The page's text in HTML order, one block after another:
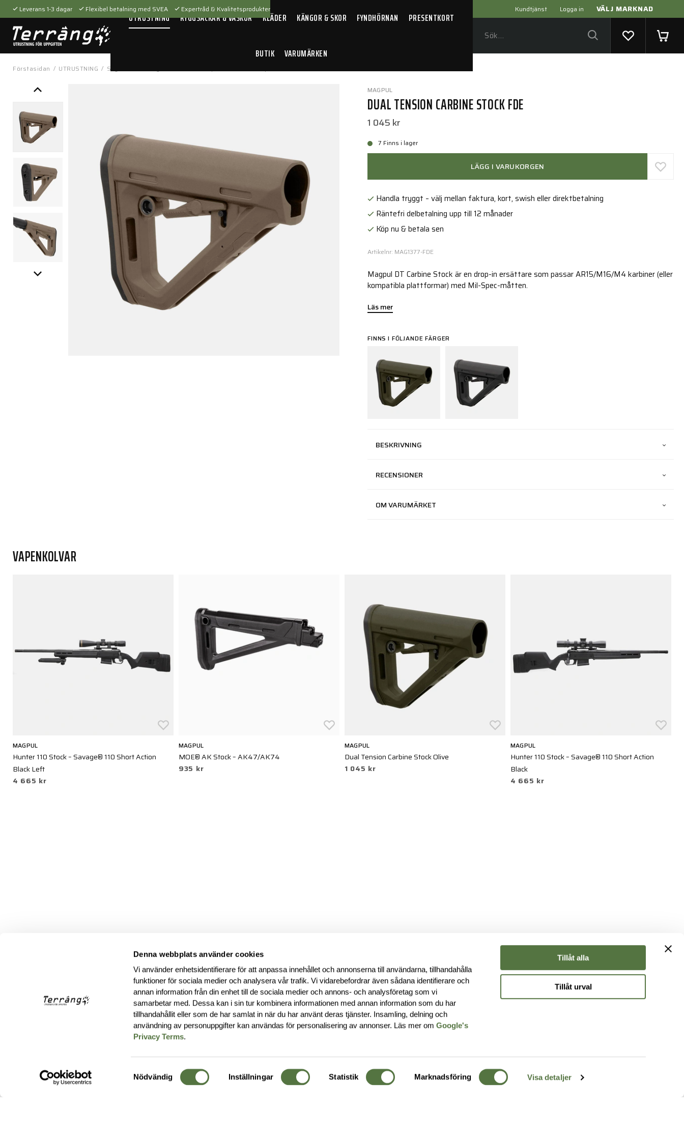
Denna webbplats använder cookies
Vi använder enhetsidentifierare för att anpassa innehållet och annonserna till användarna, tillhandahålla
funktioner för sociala medier och analysera vår trafik. Vi vidarebefordrar även sådana identifierare och
annan information från din enhet till de sociala medier och annons- och analysföretag som vi
samarbetar med. Dessa kan i sin tur kombinera informationen med annan information som du har
tillhandahållit eller som de har samlat in när du har använt deras tjänster. Insamling, delning och
användning av personuppgifter kan användas för personalisering av annonser. Läs mer omGoogle's
Privacy Terms.
Samtyckesval
Nödvändig Inställningar Statistik Marknadsföring Visa detaljer
Tillåt alla
Tillåt urval
Kundtjänst Logga in VÄLJ MARKNAD
Leverans 1-3 dagar Flexibel betalning med SVEA Expertråd & Kvalitetsprodukter
UTRUSTNING RYGGSÄCKAR & VÄSKOR KLÄDER KÄNGOR & SKOR FYNDHÖRNAN PRESENTKORT
BUTIK VARUMÄRKEN
Förstasidan / UTRUSTNING / Skytteutrustning
MAGPUL
DUAL TENSION CARBINE STOCK FDE
1 045 kr
7 Finns i lager
LÄGG I VARUKORGEN
Handla tryggt – välj mellan faktura, kort, swish eller direktbetalning
Räntefri delbetalning upp till 12 månader
Köp nu & betala sen
Artikelnr: MAG1377-FDE
Magpul DT Carbine Stock är en drop-in ersättare som passar AR15/M16/M4 karbiner (eller
kompatibla plattformar) med Mil-Spec-måtten.
Läs mer
FINNS I FÖLJANDE FÄRGER
BESKRIVNING
RECENSIONER
OM VARUMÄRKET
VAPENKOLVAR
MAGPUL
Hunter 110 Stock – Savage® 110 Short Action
Black Left
4 665 kr
MAGPUL
MOE® AK Stock – AK47/AK74
935 kr
MAGPUL
Dual Tension Carbine Stock Olive
1 045 kr
MAGPUL
Hunter 110 Stock – Savage® 110 Short Action
Black
4 665 kr